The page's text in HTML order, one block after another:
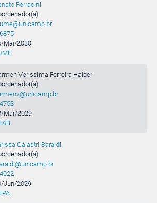
Ferracini
Mai/2030
Verissima Ferreira Halder
Mar/2029
Galastri Baraldi
Jun/2029